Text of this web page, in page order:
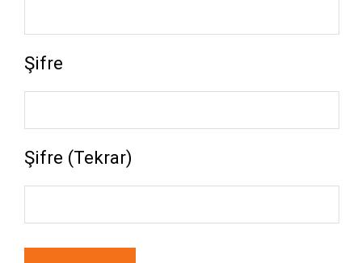
Şifre
Şifre (Tekrar)